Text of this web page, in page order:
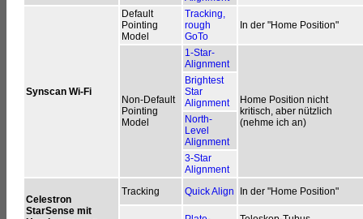
Synscan Wi-Fi
Default
Pointing
Model
Tracking,
rough
GoTo
In der "Home Position"
Non-Default
Pointing
Model
1-Star-
Alignment
Home Position nicht
kritisch, aber nützlich
(nehme ich an)
Brightest
Star
Alignment
North-
Level
Alignment
3-Star
Alignment
Celestron
StarSense mit
Tracking Quick Align In der "Home Position"